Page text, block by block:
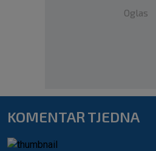
Oglas
KOMENTAR TJEDNA